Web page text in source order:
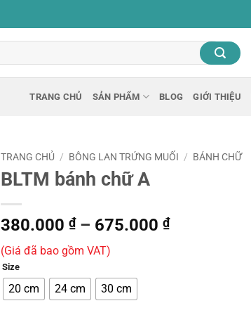
TRANG CHỦ SẢN PHẨM BLOG GIỚI THIỆU
TRANG CHỦ / BÔNG LAN TRỨNG MUỐI / BÁNH CHỮ
BLTM bánh chữ A
380.000₫ – 675.000₫Khoảng
(Giá đã bao gồm VAT)
Size
20 cm 24 cm 30 cm